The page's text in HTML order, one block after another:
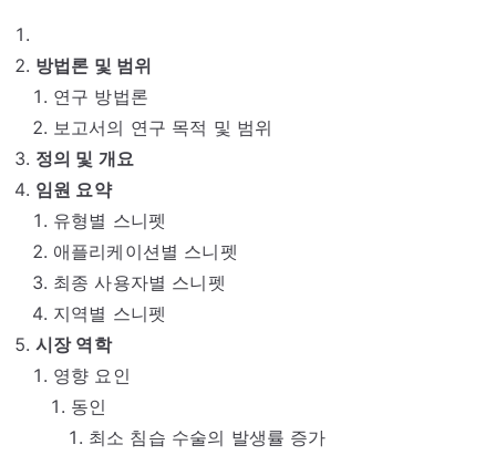
방법론 및 범위
연구 방법론
보고서의 연구 목적 및 범위
정의 및 개요
임원 요약
유형별 스니펫
애플리케이션별 스니펫
최종 사용자별 스니펫
지역별 스니펫
시장 역학
영향 요인
동인
최소 침습 수술의 발생률 증가